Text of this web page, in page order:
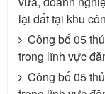
lại đất tại khu
Công bố 05
trong lĩnh vực
Công bố 05